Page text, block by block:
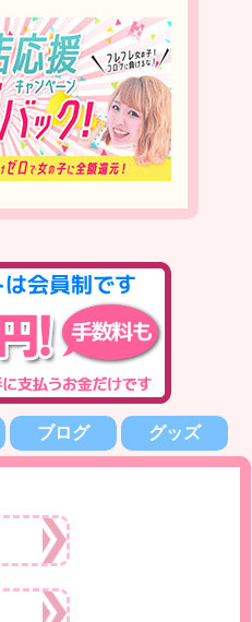
ブログ グッズ